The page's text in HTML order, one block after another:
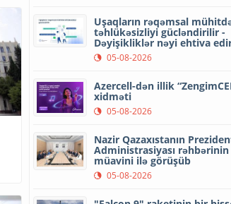
Uşaqların rəqəmsal
təhlükəsizliyi gücləndirilir -
Dəyişikliklər nəyi ehtiva
05-08-2026
Azercell-dən illik
xidməti
05-08-2026
Nazir Qazaxıstanın
Administrasiyası rəhbərinin
müavini ilə görüşüb
05-08-2026